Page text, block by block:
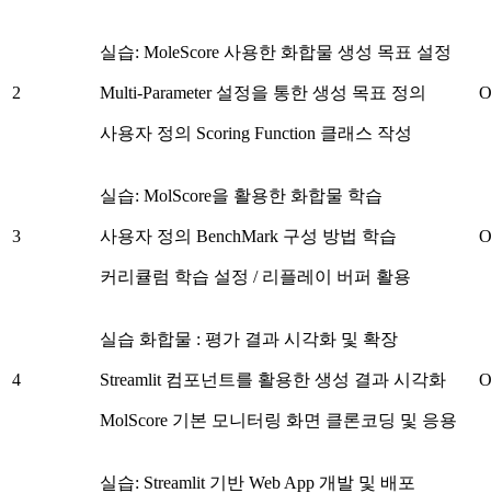
2
실습: MoleScore 사용한 화합물 생성 목표 설정
Multi-Parameter 설정을 통한 생성 목표 정의
사용자 정의 Scoring Function 클래스 작성
O
3
실습: MolScore을 활용한 화합물 학습
사용자 정의 BenchMark 구성 방법 학습
커리큘럼 학습 설정 / 리플레이 버퍼 활용
O
4
실습 화합물 : 평가 결과 시각화 및 확장
Streamlit 컴포넌트를 활용한 생성 결과 시각화
MolScore 기본 모니터링 화면 클론코딩 및 응용
O
실습: Streamlit 기반 Web App 개발 및 배포